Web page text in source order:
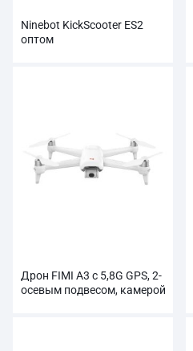
Ninebot KickScooter ES2
оптом
Дрон FIMI A3 с 5,8G GPS, 2-
осевым подвесом, камерой